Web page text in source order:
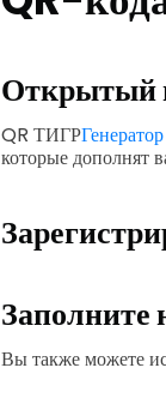
Открытый
QR ТИГР
которые дополнят
Заполните
Вы также можете